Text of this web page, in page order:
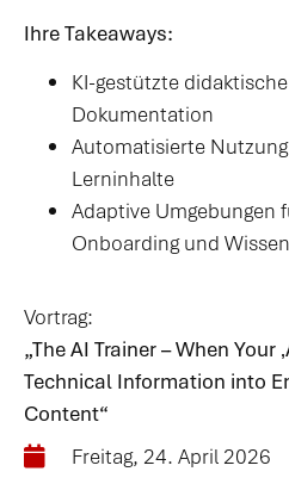
Ihre Takeaways:
KI-gestützte
Dokumentation
Automatisierte
Lerninhalte
Adaptive Umgebungen
Onboarding und
Vortrag:
„The AI Trainer – When Your
Technical Information into
Content“
Freitag, 24. April 2026